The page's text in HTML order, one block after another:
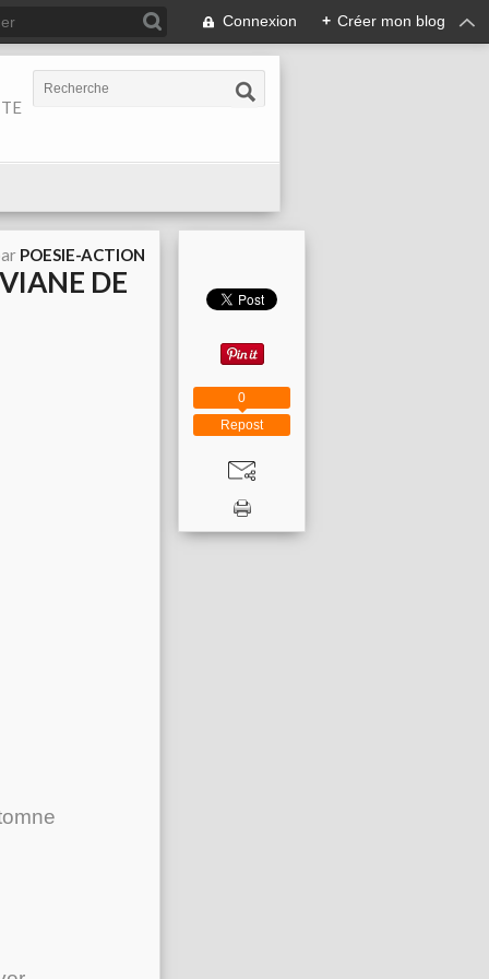
Connexion + Créer mon blog
POESIE-ACTION
DE
Repost
0